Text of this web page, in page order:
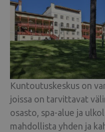
Kuntoutuskeskus on
joissa on tarvittavat
osasto, spa-alue ja
mahdollista yhden ja